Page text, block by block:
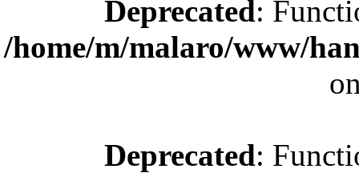
Deprecated:
/home/m/malaro/www/
Deprecated: